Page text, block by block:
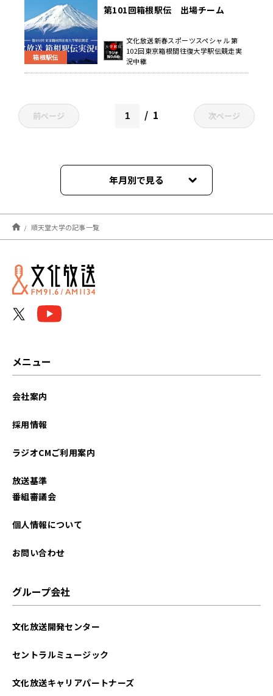
箱根駅伝
第101回箱根駅伝 出場チーム
文化放送新春スポーツスペシャル 第
102回東京箱根間往復大学駅伝競走実
況中継
前ページ 1 次ページ
年月別で見る
2026年01月
2025年12月
2025年11月
2023年09月
2022年11月
順天堂大学の記事一覧
メニュー
会社案内
採用情報
ラジオCMご利用案内
放送基準
番組審議会
個人情報について
お問い合わせ
グループ会社
文化放送開発センター
セントラルミュージック
文化放送キャリアパートナーズ